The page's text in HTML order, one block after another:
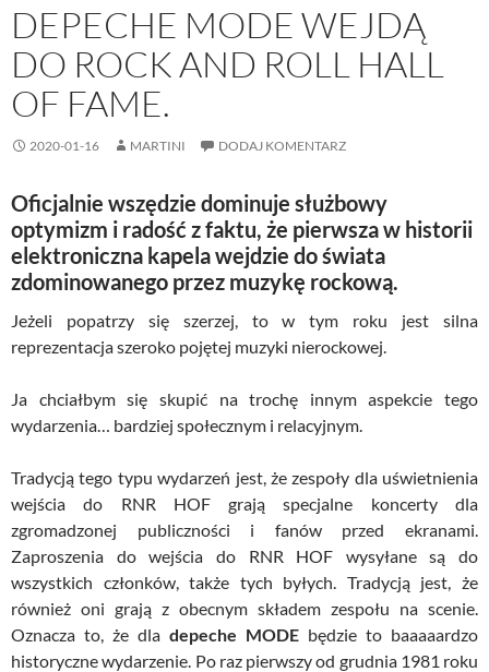
DEPECHE MODE WEJDĄ
DO ROCK AND ROLL HALL
OF FAME.
2020-01-16 MARTINI DODAJ KOMENTARZ
Oficjalnie wszędzie dominuje służbowy
optymizm i radość z faktu, że pierwsza w historii
elektroniczna kapela wejdzie do świata
zdominowanego przez muzykę rockową.
Jeżeli popatrzy się szerzej, to w tym roku jest silna
reprezentacja szeroko pojętej muzyki nierockowej.
Ja chciałbym się skupić na trochę innym aspekcie tego
wydarzenia… bardziej społecznym i relacyjnym.
Tradycją tego typu wydarzeń jest, że zespoły dla uświetnienia
wejścia do RNR HOF grają specjalne koncerty dla
zgromadzonej publiczności i fanów przed ekranami.
Zaproszenia do wejścia do RNR HOF wysyłane są do
wszystkich członków, także tych byłych. Tradycją jest, że
również oni grają z obecnym składem zespołu na scenie.
Oznacza to, że dla depeche MODE będzie to baaaaardzo
historyczne wydarzenie. Po raz pierwszy od grudnia 1981 roku